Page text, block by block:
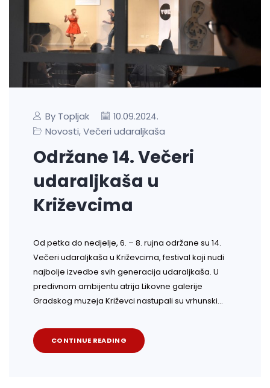
By Topljak 10.09.2024.
Novosti, Večeri udaraljkaša
Održane 14. Večeri
udaraljkaša u
Križevcima
Od petka do nedjelje, 6. – 8. rujna održane su 14.
Večeri udaraljkaša u Križevcima, festival koji nudi
najbolje izvedbe svih generacija udaraljkaša. U
predivnom ambijentu atrija Likovne galerije
Gradskog muzeja Križevci nastupali su vrhunski…
CONTINUE READING